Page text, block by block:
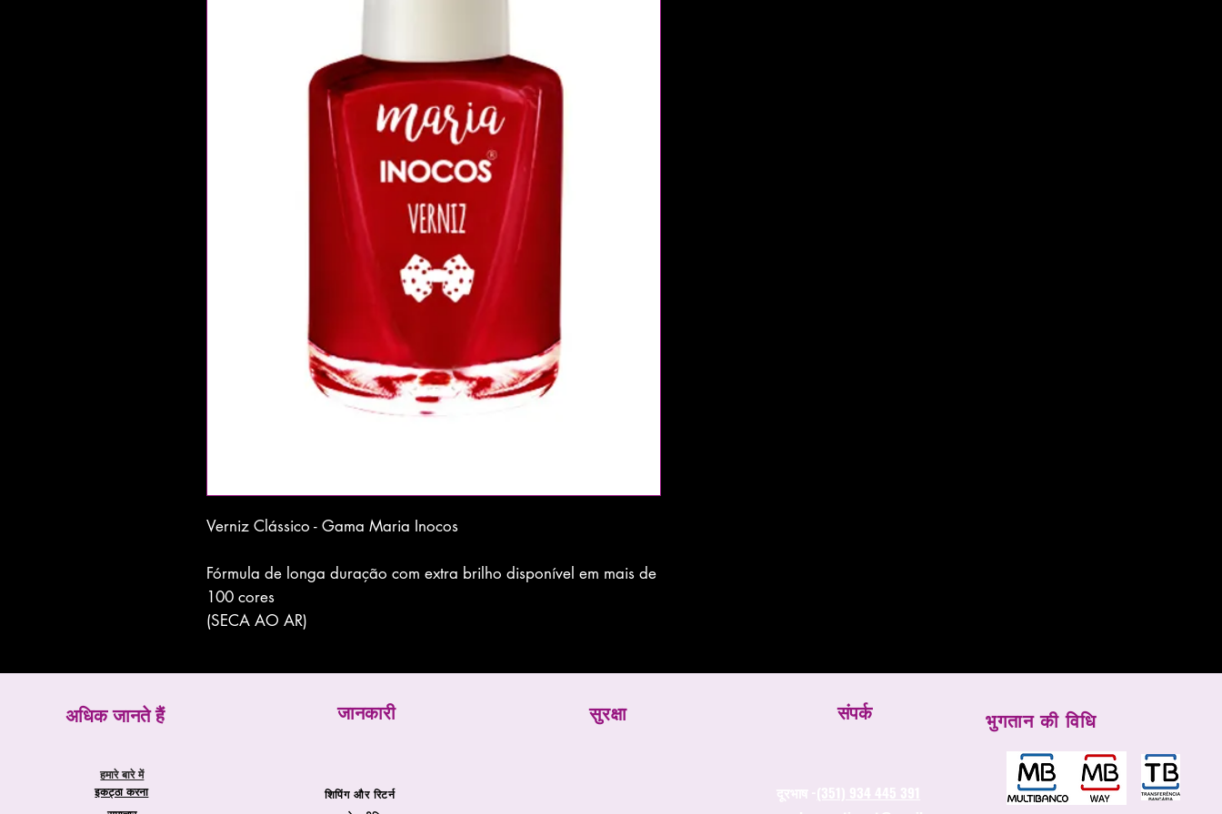
Verniz Clássico - Gama Maria Inocos
Fórmula de longa duração com extra brilho disponível em mais de
100 cores
(SECA AO AR)
अधिक जानते हैं
इकट्ठा करना
हमारे बारे में
जानकारी
शिपिंग और रिटर्न
सुरक्षा संपर्क
दूरभाष -(351) 934 445 391
भुगतान की विधि